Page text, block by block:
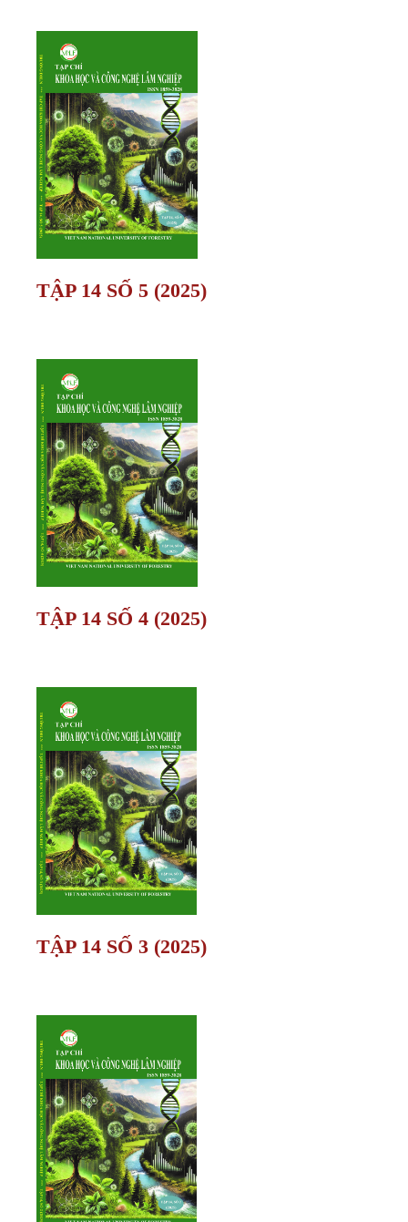
TẬP 14 SỐ 5 (2025)
TẬP 14 SỐ 4 (2025)
TẬP 14 SỐ 3 (2025)